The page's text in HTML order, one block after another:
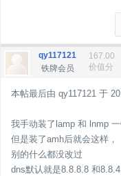
qy117121
铁牌会员
167.00
价值分
本帖最后由 qy117121 于
我手动装了lamp 和 lnmp
但是装了amh后就会这样，
别的什么都没改过
dns默认就是8.8.8.8 和